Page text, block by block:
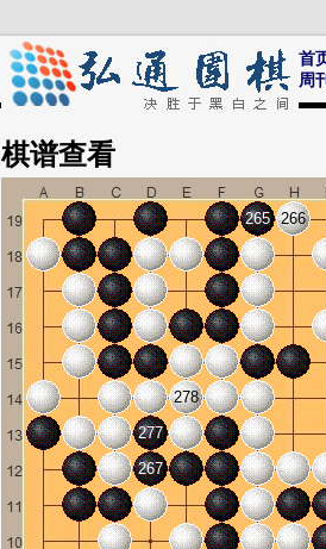
首
周
棋谱查看
265 266
267
277
278